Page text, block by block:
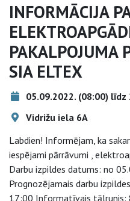
INFORMĀCIJA
PAKALPOJUMA
SIA ELTEX
05.09.2022. (08:00) līdz
Vidrižu iela 6A
Labdien! Informējam, ka
iespējami pārrāvumi ,
Darbu izpildes datums: no
Prognozējamais darbu
17:00 Informatīvais tālrunis: